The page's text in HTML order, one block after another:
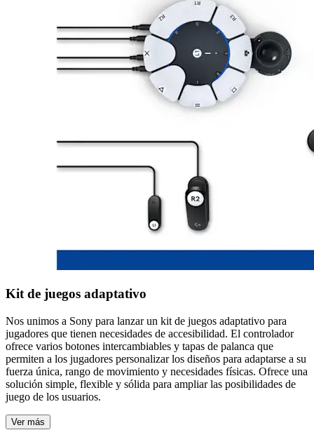
Kit de juegos adaptativo
Nos unimos a Sony para lanzar un kit de juegos adaptativo para
jugadores que tienen necesidades de accesibilidad. El controlador
ofrece varios botones intercambiables y tapas de palanca que
permiten a los jugadores personalizar los diseños para adaptarse a su
fuerza única, rango de movimiento y necesidades físicas. Ofrece una
solución simple, flexible y sólida para ampliar las posibilidades de
juego de los usuarios.
Ver más